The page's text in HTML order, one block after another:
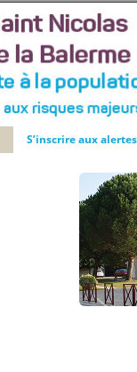
S’inscrire aux alertes